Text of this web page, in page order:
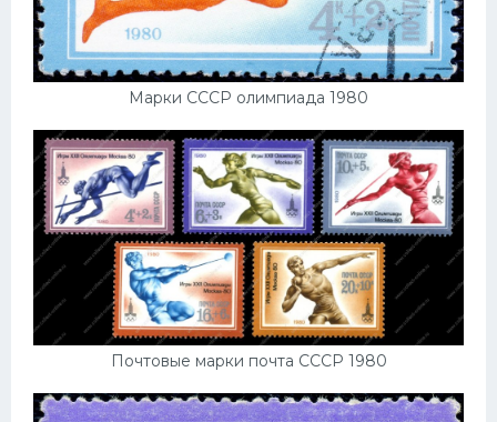
Марки СССР олимпиада 1980
Почтовые марки почта СССР 1980